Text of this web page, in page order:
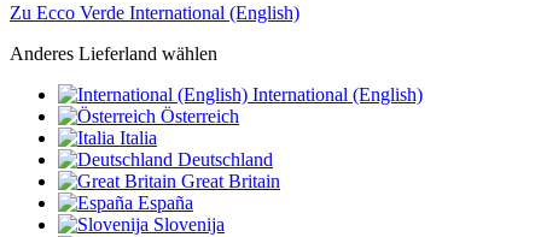
Zu Ecco Verde International (English)
Anderes Lieferland wählen
International (English)
Österreich
Italia
Deutschland
Great Britain
España
Slovenija